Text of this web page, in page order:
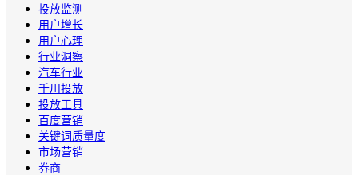
投放监测
用户增长
用户心理
行业洞察
汽车行业
千川投放
投放工具
百度营销
关键词质量度
市场营销
券商